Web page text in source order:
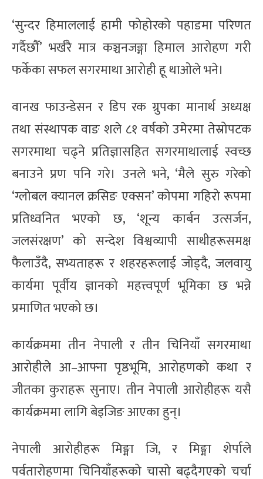
‘सुन्दर हिमाललाई हामी फोहोरको पहाडमा परिणत
गर्दैछौँ’ भर्खरै मात्र कञ्चनजङ्गा हिमाल आरोहण गरी
फर्केका सफल सगरमाथा आरोही हू थाओले भने।
वानख फाउन्डेसन र डिप रक ग्रुपका मानार्थ अध्यक्ष
तथा संस्थापक वाङ शले ८१ वर्षको उमेरमा तेस्रोपटक
सगरमाथा चढ्ने प्रतिज्ञासहित सगरमाथालाई स्वच्छ
बनाउने प्रण पनि गरे। उनले भने, ‘मैले सुरु गरेको
‘ग्लोबल क्यानल क्रसिङ एक्सन’ कोपमा गहिरो रूपमा
प्रतिध्वनित भएको छ, ‘शून्य कार्बन उत्सर्जन,
जलसंरक्षण’ को सन्देश विश्वव्यापी साथीहरूसमक्ष
फैलाउँदै, सभ्यताहरू र शहरहरूलाई जोड्दै, जलवायु
कार्यमा पूर्वीय ज्ञानको महत्त्वपूर्ण भूमिका छ भन्ने
प्रमाणित भएको छ।
कार्यक्रममा तीन नेपाली र तीन चिनियाँ सगरमाथा
आरोहीले आ–आफ्ना पृष्ठभूमि, आरोहणको कथा र
जीतका कुराहरू सुनाए। तीन नेपाली आरोहीहरू यसै
कार्यक्रममा लागि बेइजिङ आएका हुन्।
नेपाली आरोहीहरू मिङ्मा जि, र मिङ्मा शेर्पाले
पर्वतारोहणमा चिनियाँहरूको चासो बढ्दैगएको चर्चा